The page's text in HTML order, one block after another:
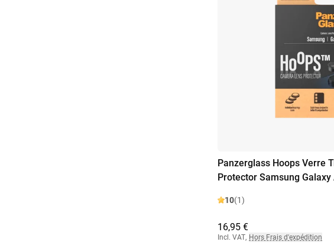
Panzerglass Hoops Verre
Protector Samsung Galaxy
10(1)
16,95 €
Incl. VAT, Hors Frais d'expédition